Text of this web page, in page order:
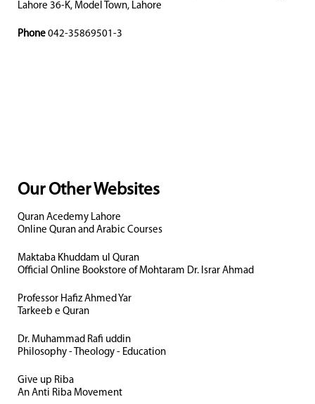
Lahore 36-K, Model Town, Lahore
Phone 042-35869501-3
Our Other Websites
Quran Acedemy Lahore
Online Quran and Arabic Courses
Maktaba Khuddam ul Quran
Official Online Bookstore of Mohtaram Dr. Israr Ahmad
Professor Hafiz Ahmed Yar
Tarkeeb e Quran
Dr. Muhammad Rafi uddin
Philosophy - Theology - Education
Give up Riba
An Anti Riba Movement